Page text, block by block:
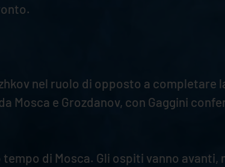
nel ruolo di opposto a completare
Mosca e Grozdanov, con Gaggini
di Mosca. Gli ospiti vanno avanti,